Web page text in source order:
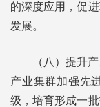
的深度应用，促
发展。
（八）提升
产业集群加强先
级，培育形成一